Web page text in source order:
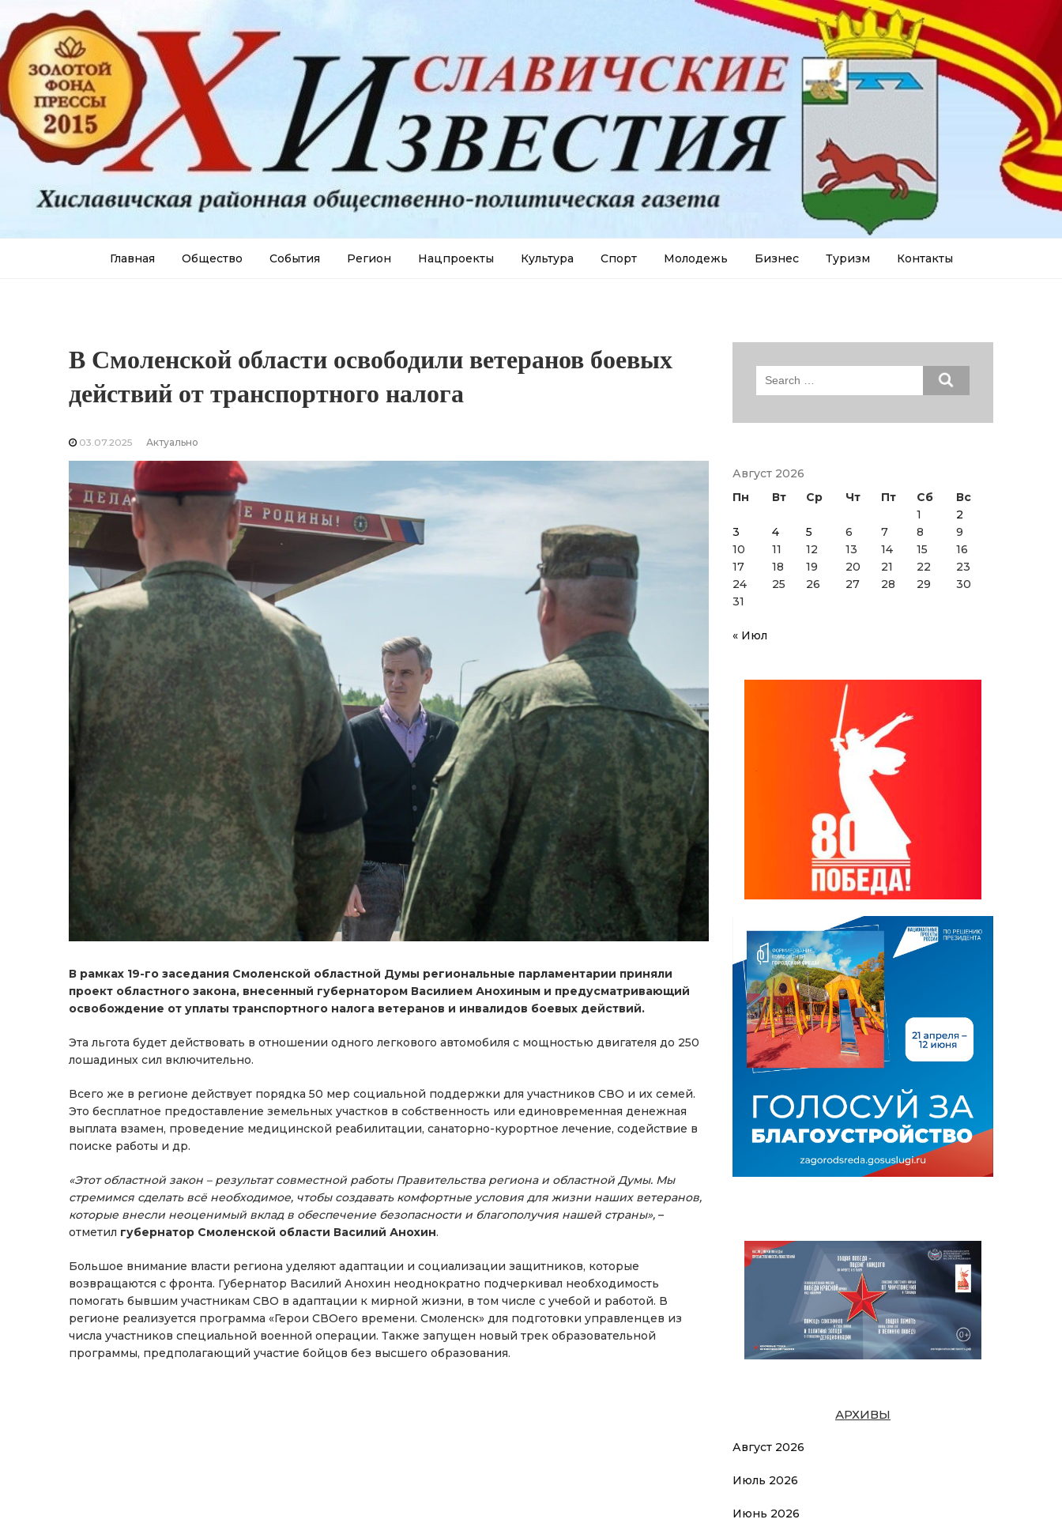
Главная Общество События Регион Нацпроекты Культура Спорт Молодежь Бизнес Туризм Контакты
В Смоленской области освободили ветеранов боевых
действий от транспортного налога
03.07.2025 Актуально
В рамках 19-го заседания Смоленской областной Думы региональные парламентарии приняли
проект областного закона, внесенный губернатором Василием Анохиным и предусматривающий
освобождение от уплаты транспортного налога ветеранов и инвалидов боевых действий.
Эта льгота будет действовать в отношении одного легкового автомобиля с мощностью двигателя до 250
лошадиных сил включительно.
Всего же в регионе действует порядка 50 мер социальной поддержки для участников СВО и их семей.
Это бесплатное предоставление земельных участков в собственность или единовременная денежная
выплата взамен, проведение медицинской реабилитации, санаторно-курортное лечение, содействие в
поиске работы и др.
«Этот областной закон – результат совместной работы Правительства региона и областной Думы. Мы
стремимся сделать всё необходимое, чтобы создавать комфортные условия для жизни наших ветеранов,
которые внесли неоценимый вклад в обеспечение безопасности и благополучия нашей страны», –
отметил губернатор Смоленской области Василий Анохин.
Большое внимание власти региона уделяют адаптации и социализации защитников, которые
возвращаются с фронта. Губернатор Василий Анохин неоднократно подчеркивал необходимость
помогать бывшим участникам СВО в адаптации к мирной жизни, в том числе с учебой и работой. В
регионе реализуется программа «Герои СВОего времени. Смоленск» для подготовки управленцев из
числа участников специальной военной операции. Также запущен новый трек образовательной
программы, предполагающий участие бойцов без высшего образования.
Search
Август 2026
Пн
Вт Ср Чт Пт Сб
Вс
1
2
3
4 5 6 7 8
9
10
11 12 13 14 15
16
17
18 19 20 21 22
23
24
25 26 27 28 29
30
31
« Июл
АРХИВЫ
Август 2026
Июль 2026
Июнь 2026